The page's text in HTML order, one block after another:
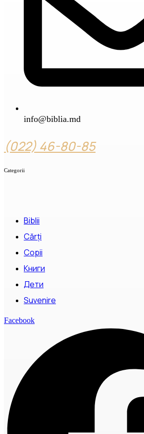
info@biblia.md
(022) 46-80-85
Categorii
Biblii
Cărți
Copii
Книги
Дети
Suvenire
Facebook